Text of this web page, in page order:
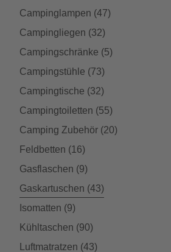
Campinglampen (47)
Campingliegen (32)
Campingschränke (5)
Campingstühle (73)
Campingtische (32)
Campingtoiletten (55)
Camping Zubehör (20)
Feldbetten (16)
Gasflaschen (9)
Gaskartuschen (43)
Isomatten (9)
Kühltaschen (90)
Luftmatratzen (43)